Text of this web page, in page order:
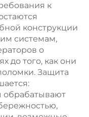
к
конструкции
системам,
о
до того, как они
Защита
обрабатывают